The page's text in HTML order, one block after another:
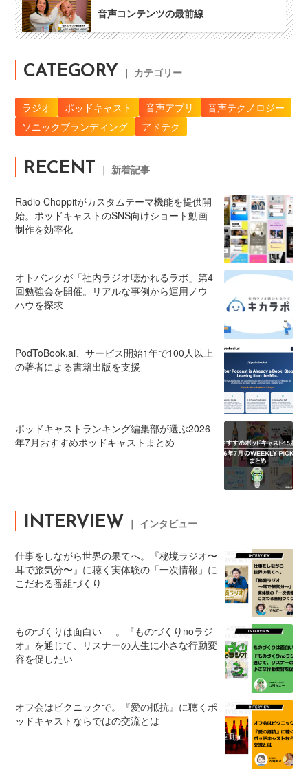
音声コンテンツの最前線
CATEGORY ｜ カテゴリー
ラジオ ポッドキャスト 音声アプリ
音声テクノロジー
ソニックブランディング
アドテク
RECENT ｜ 新着記事
Radio Choppitがカスタムテーマ機能を提供開
始。ポッドキャストのSNS向けショート動画
制作を効率化
オトバンクが「社内ラジオ聴かれるラボ」第4
回勉強会を開催。リアルな事例から運用ノウ
ハウを探求
PodToBook.ai、サービス開始1年で100人以上
の著者による書籍出版を支援
ポッドキャストランキング編集部が選ぶ2026
年7月おすすめポッドキャストまとめ
INTERVIEW ｜ インタビュー
仕事をしながら世界の果てへ。『秘境ラジオ〜
耳で旅気分〜』に聴く実体験の「一次情報」に
こだわる番組づくり
ものづくりは面白い──。『ものづくりnoラジ
オ』を通じて、リスナーの人生に小さな行動変
容を促したい
オフ会はピクニックで。『愛の抵抗』に聴くポ
ッドキャストならではの交流とは